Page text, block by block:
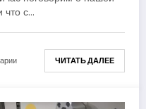
что с…
ЧИТАТЬ ДАЛЕЕ